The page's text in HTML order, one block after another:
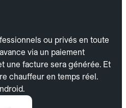
ou privés en toute
via un paiement
une facture sera générée. Et
chauffeur en temps réel.